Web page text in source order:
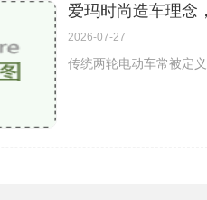
爱玛时尚造车理念
2026-07-27
传统两轮电动车常被定